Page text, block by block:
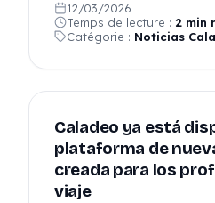
12/03/2026
Temps de lecture : 2 min
Catégorie : Noticias
Caladeo ya está
plataforma de
creada para los
viaje